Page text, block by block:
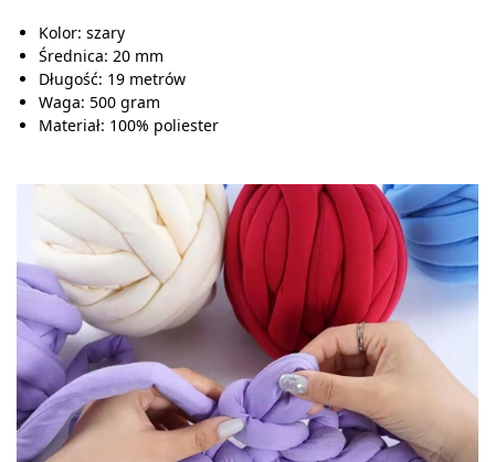
Kolor: szary
Średnica: 20 mm
Długość: 19 metrów
Waga: 500 gram
Materiał: 100% poliester